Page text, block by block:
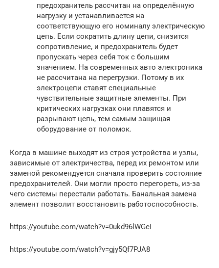
предохранитель рассчитан на определённую
нагрузку и устанавливается на
соответствующую его номиналу электрическую
цепь. Если сократить длину цепи, снизится
сопротивление, и предохранитель будет
пропускать через себя ток с большим
значением. На современных авто электроника
не рассчитана на перегрузки. Потому в их
электроцепи ставят специальные
чувствительные защитные элементы. При
критических нагрузках они плавятся и
разрывают цепь, тем самым защищая
оборудование от поломок.
Когда в машине выходят из строя устройства и узлы,
зависимые от электричества, перед их ремонтом или
заменой рекомендуется сначала проверить состояние
предохранителей. Они могли просто перегореть, из-за
чего системы перестали работать. Банальная замена
элемент позволит восстановить работоспособность.
https://youtube.com/watch?v=0ukd96lWGeI
https://youtube.com/watch?v=gjy5Qf7PJA8